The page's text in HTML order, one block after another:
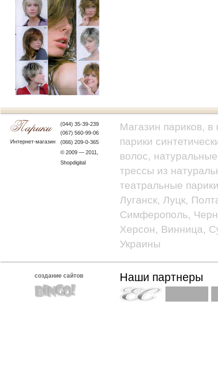
Интернет-магазин
(044) 35-39-239
(067) 560-99-06
(066) 209-0-365
© 2009 — 2011,
Shopdigital
Магазин париков,
парики
волос,
трессы из
театральные
Луганск, Луцк,
Симферополь,
Херсон, Винница,
Украины
создание сайтов Наши партнеры